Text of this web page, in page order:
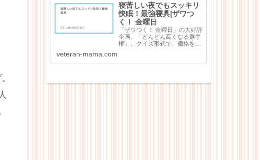
寝苦しい夜でもスッキリ
快眠！最強寝具|ザワつ
く！ 金曜日
「ザワつく！ 金曜日」の大好評
企画、「どんどん高くなる選手
権」。クイズ形式で、価格を当
が出てくる点が特徴なのです
として寝具4点が紹介...
veteran-mama.com